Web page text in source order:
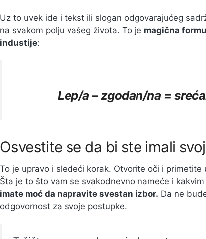
Uz to uvek ide i tekst ili slogan odgovarajućeg
na svakom polju vašeg života. To je magična
industije:
Lep/a – zgodan/na =
Osvestite se da bi ste imali
To je upravo i sledeći korak. Otvorite oči i
Šta je to što vam se svakodnevno nameće i
imate moć da napravite svestan izbor. Da ne
odgovornost za svoje postupke.